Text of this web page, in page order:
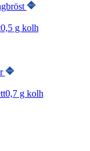
0,5g kolh
0,7g kolh